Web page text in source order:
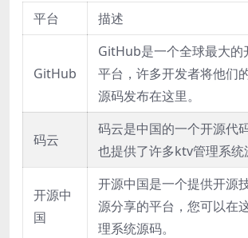
平台 描述
GitHub
GitHub是一个全球最大的
平台，许多开发者将他们
源码发布在这里。
码云
码云是中国的一个开源代
也提供了许多ktv管理系统
开源中
国
开源中国是一个提供开源
源分享的平台，您可以在
理系统源码。